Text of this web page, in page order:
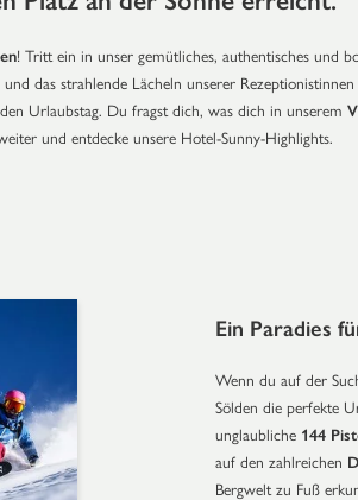
! Tritt ein in unser gemütliches, authentisches und
das strahlende Lächeln unserer Rezeptionistinnen
Urlaubstag. Du fragst dich, was dich in unserem
und entdecke unsere Hotel-Sunny-Highlights.
Ein Paradies
Wenn du auf der
Sölden die perfekte
unglaubliche 144
auf den zahlreichen
Bergwelt zu Fuß